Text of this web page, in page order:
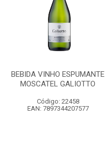
BEBIDA VINHO ESPUMANTE
MOSCATEL GALIOTTO
Código: 22458
EAN: 7897344207577